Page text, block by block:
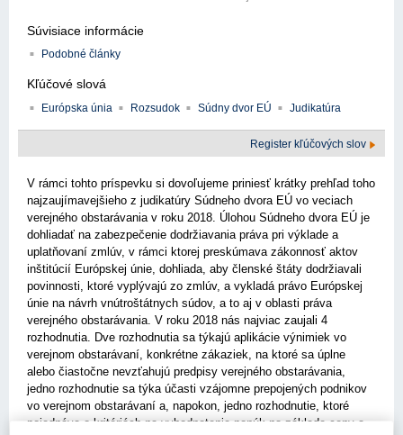
Súvisiace informácie
Podobné články
Kľúčové slová
Európska únia Rozsudok Súdny dvor EÚ Judikatúra
Register kľúčových slov
V rámci tohto príspevku si dovoľujeme priniesť krátky prehľad toho
najzaujímavejšieho z judikatúry Súdneho dvora EÚ vo veciach
verejného obstarávania v roku 2018. Úlohou Súdneho dvora EÚ je
dohliadať na zabezpečenie dodržiavania práva pri výklade a
uplatňovaní zmlúv, v rámci ktorej preskúmava zákonnosť aktov
inštitúcií Európskej únie, dohliada, aby členské štáty dodržiavali
povinnosti, ktoré vyplývajú zo zmlúv, a vykladá právo Európskej
únie na návrh vnútroštátnych súdov, a to aj v oblasti práva
verejného obstarávania. V roku 2018 nás najviac zaujali 4
rozhodnutia. Dve rozhodnutia sa týkajú aplikácie výnimiek vo
verejnom obstarávaní, konkrétne zákaziek, na ktoré sa úplne
alebo čiastočne nevzťahujú predpisy verejného obstarávania,
jedno rozhodnutie sa týka účasti vzájomne prepojených podnikov
vo verejnom obstarávaní a, napokon, jedno rozhodnutie, ktoré
pojednáva o kritériách na vyhodnotenie ponúk na základe ceny a